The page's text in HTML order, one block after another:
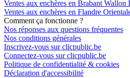
Ventes aux enchères en Brabant Wallon
Ventes aux enchères en Flandre
Comment ça fonctionne ?
Nos réponses aux questions fréquentes
Nos conditions générales
Inscrivez-vous sur clicpublic.be
Connectez-vous sur clicpublic.be
Politique de confidentialité & cookies
Déclaration d'accessibilité